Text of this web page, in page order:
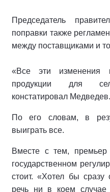
Председатель
поправки также
между поставщиками и
«Все эти изменения
продукции для
констатировал Медведев.
По его словам, в
выиграть все.
Вместе с тем, премьер
государственном
стоит. «Хотел бы сразу
речь ни в коем